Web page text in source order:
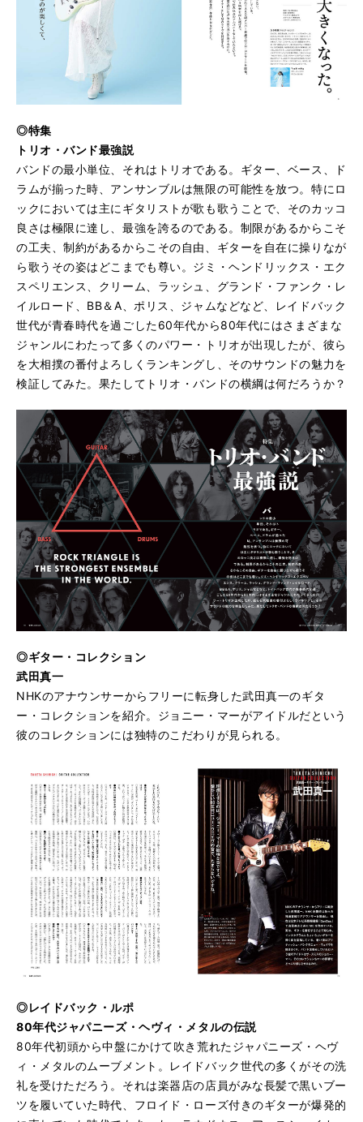
◎特集
トリオ・バンド最強説
バンドの最小単位、それはトリオである。ギター、ベース、ド
ラムが揃った時、アンサンブルは無限の可能性を放つ。特にロ
ックにおいては主にギタリストが歌も歌うことで、そのカッコ
良さは極限に達し、最強を誇るのである。制限があるからこそ
の工夫、制約があるからこその自由、ギターを自在に操りなが
ら歌うその姿はどこまでも尊い。ジミ・ヘンドリックス・エク
スペリエンス、クリーム、ラッシュ、グランド・ファンク・レ
イルロード、BB＆A、ポリス、ジャムなどなど、レイドバック
世代が青春時代を過ごした60年代から80年代にはさまざまな
ジャンルにわたって多くのパワー・トリオが出現したが、彼ら
を大相撲の番付よろしくランキングし、そのサウンドの魅力を
検証してみた。果たしてトリオ・バンドの横綱は何だろうか？
◎ギター・コレクション
武田真一
NHKのアナウンサーからフリーに転身した武田真一のギタ
ー・コレクションを紹介。ジョニー・マーがアイドルだという
彼のコレクションには独特のこだわりが見られる。
◎レイドバック・ルポ
80年代ジャパニーズ・ヘヴィ・メタルの伝説
80年代初頭から中盤にかけて吹き荒れたジャパニーズ・ヘヴ
ィ・メタルのムーブメント。レイドバック世代の多くがその洗
礼を受けただろう。それは楽器店の店員がみな長髪で黒いブー
ツを履いていた時代、フロイド・ローズ付きのギターが爆発的